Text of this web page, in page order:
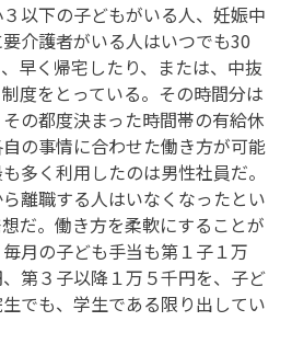
以下の子どもがいる人、妊娠中
介護者がいる人はいつでも30
早く帰宅したり、または、中抜
度をとっている。その時間分は
の都度決まった時間帯の有給休
の事情に合わせた働き方が可能
多く利用したのは男性社員だ。
離職する人はいなくなったとい
だ。働き方を柔軟にすることが
月の子ども手当も第１子１万
第３子以降１万５千円を、子ど
でも、学生である限り出してい